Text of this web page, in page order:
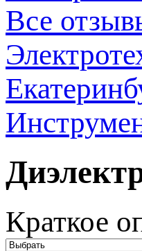
Все
Краткое